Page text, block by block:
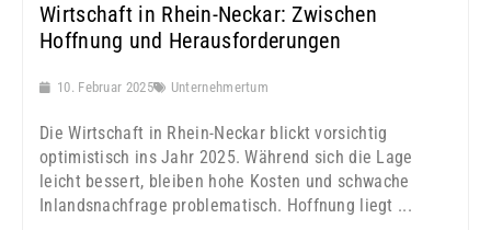
Wirtschaft in Rhein-Neckar: Zwischen
Hoffnung und Herausforderungen
10. Februar 2025 Unternehmertum
Die Wirtschaft in Rhein-Neckar blickt vorsichtig
optimistisch ins Jahr 2025. Während sich die Lage
leicht bessert, bleiben hohe Kosten und schwache
Inlandsnachfrage problematisch. Hoffnung liegt ...